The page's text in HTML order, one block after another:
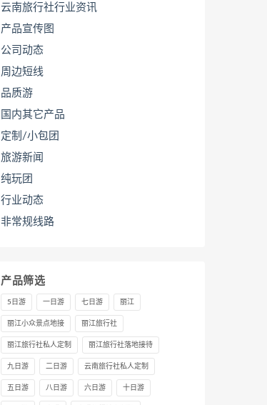
云南旅行社行业资讯
产品宣传图
公司动态
周边短线
品质游
国内其它产品
定制/小包团
旅游新闻
纯玩团
行业动态
非常规线路
产品筛选
5日游 一日游 七日游 丽江
丽江小众景点地接 丽江旅行社
丽江旅行社私人定制 丽江旅行社落地接待
九日游 二日游 云南旅行社私人定制
五日游 八日游 六日游 十日游